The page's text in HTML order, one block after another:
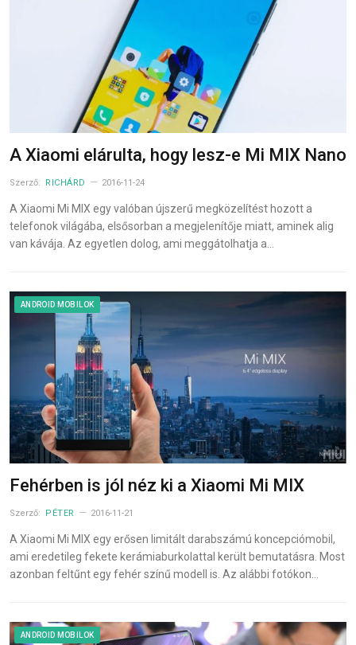
A Xiaomi elárulta, hogy lesz-e Mi MIX Nano
Szerző: RICHÁRD 2016-11-24
A Xiaomi Mi MIX egy valóban újszerű megközelítést hozott a
telefonok világába, elsősorban a megjelenítője miatt, aminek alig
van kávája. Az egyetlen dolog, ami meggátolhatja a…
ANDROID MOBILOK
Fehérben is jól néz ki a Xiaomi Mi MIX
Szerző: PÉTER 2016-11-21
A Xiaomi Mi MIX egy erősen limitált darabszámú koncepciómobil,
ami eredetileg fekete kerámiaburkolattal került bemutatásra. Most
azonban feltűnt egy fehér színű modell is. Az alábbi fotókon…
ANDROID MOBILOK